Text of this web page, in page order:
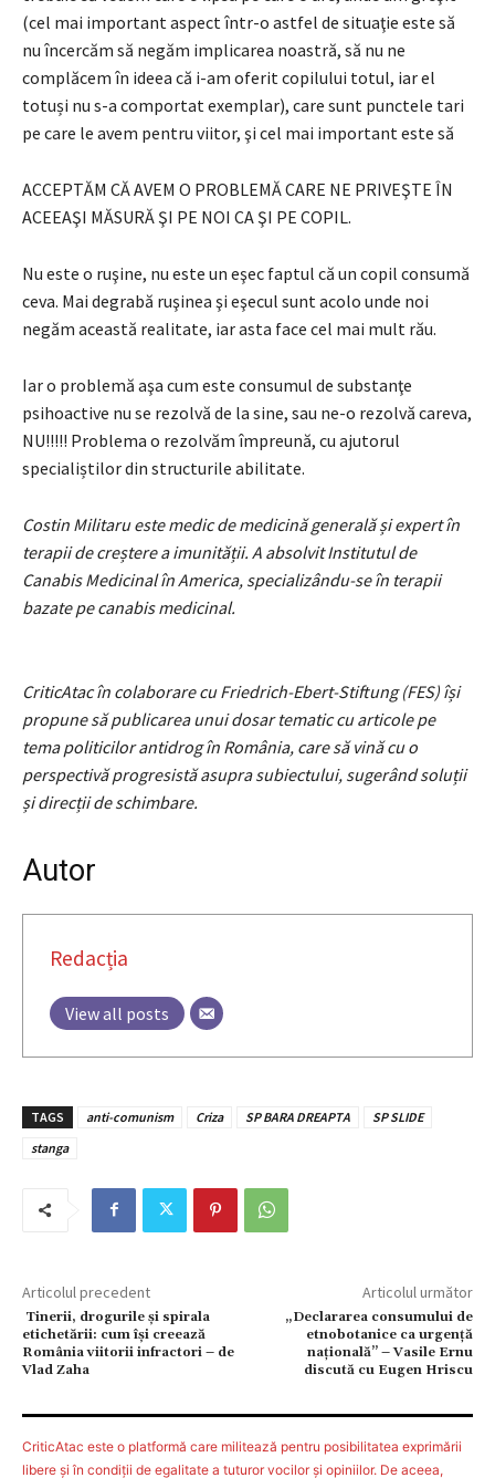
(cel mai important aspect într-o astfel de situaţie este să
nu încercăm să negăm implicarea noastră, să nu ne
complăcem în ideea că i-am oferit copilului totul, iar el
totuși nu s-a comportat exemplar), care sunt punctele tari
pe care le avem pentru viitor, şi cel mai important este să
ACCEPTĂM CĂ AVEM O PROBLEMĂ CARE NE PRIVEŞTE ÎN
ACEEAŞI MĂSURĂ ŞI PE NOI CA ŞI PE COPIL.
Nu este o ruşine, nu este un eşec faptul că un copil consumă
ceva. Mai degrabă ruşinea şi eşecul sunt acolo unde noi
negăm această realitate, iar asta face cel mai mult rău.
Iar o problemă aşa cum este consumul de substanţe
psihoactive nu se rezolvă de la sine, sau ne-o rezolvă careva,
NU!!!!! Problema o rezolvăm împreună, cu ajutorul
specialiștilor din structurile abilitate.
Costin Militaru este medic de medicină generală și expert în
terapii de creștere a imunității. A absolvit Institutul de
Canabis Medicinal în America, specializându-se în terapii
bazate pe canabis medicinal.
CriticAtac în colaborare cu Friedrich-Ebert-Stiftung (FES) își
propune să publicarea unui dosar tematic cu articole pe
tema politicilor antidrog în România, care să vină cu o
perspectivă progresistă asupra subiectului, sugerând soluții
și direcții de schimbare.
Autor
Redacția
View all posts
TAGS anti-comunism Criza SP BARA DREAPTA
SP SLIDE
stanga
Articolul precedent
Tinerii, drogurile și spirala
etichetării: cum își creează
România viitorii infractori – de
Vlad Zaha
Articolul următor
„Declararea consumului de
etnobotanice ca urgență
națională” – Vasile Ernu
discută cu Eugen Hriscu
CriticAtac este o platformă care militează pentru posibilitatea exprimării
libere şi în condiţii de egalitate a tuturor vocilor şi opiniilor. De aceea,